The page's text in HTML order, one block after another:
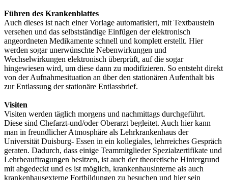
Führen des Krankenblattes
Auch dieses ist nach einer Vorlage automatisiert, mit Textbaustein
versehen und das selbstständige Einfügen der elektronisch
angeordneten Medikamente schnell und komplett erstellt. Hier
werden sogar unerwünschte Nebenwirkungen und
Wechselwirkungen elektronisch überprüft, auf die sogar
hingewiesen wird, um diese dann zu modifizieren. So entsteht direkt
von der Aufnahmesituation an über den stationären Aufenthalt bis
zur Entlassung der stationäre Entlassbrief.
Visiten
Visiten werden täglich morgens und nachmittags durchgeführt.
Diese sind Chefarzt-und/oder Oberarzt begleitet. Auch hier kann
man in freundlicher Atmosphäre als Lehrkrankenhaus der
Universität Duisburg- Essen in ein kollegiales, lehrreiches Gespräch
geraten. Dadurch, dass einige Teammitglieder Spezialzertifikate und
Lehrbeauftragungen besitzen, ist auch der theoretische Hintergrund
mit abgedeckt und es ist möglich, krankenhausinterne als auch
krankenhausexterne Fortbildungen zu besuchen und hier sein